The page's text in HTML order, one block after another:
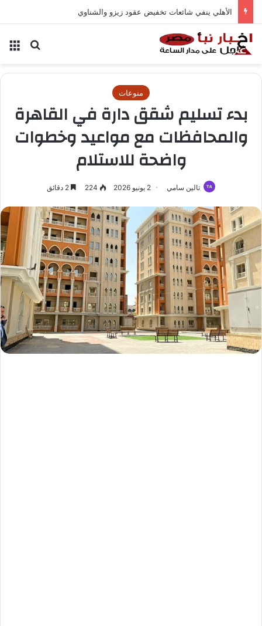
الأهلي ينفي شائعات تخفيض عقود زيزو والشناوي
بحث
منوعات
بدء تسليم شقق دارة في القاهرة
والمحافظات مع مواعيد وخطوات
واضحة للاستلام
تالين سامي 2 يونيو 2026 224